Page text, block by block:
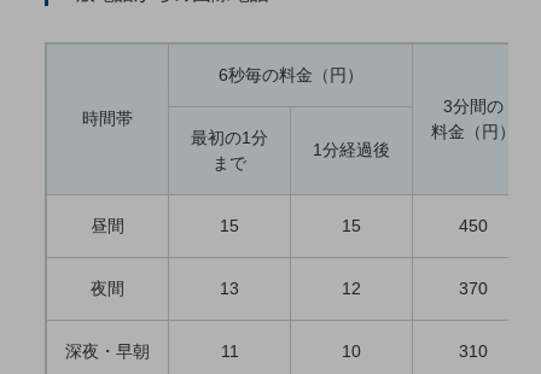
カテゴリーで探すTOP
クラウド・データセンター
電話・映像コミュニケーション
セキュリティ
時間帯
6秒毎の料金（円）
3分間の
料金（円）
最初の1分
まで
1分経過後
昼間 15 15 450
夜間 13 12 370
深夜・早朝 11 10 310